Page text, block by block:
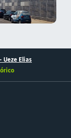
Ueze Elias